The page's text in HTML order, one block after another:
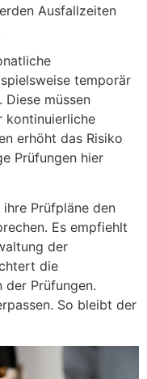
Ausfallzeiten
temporär
Diese müssen
kontinuierliche
erhöht das Risiko
Prüfungen hier
ihre Prüfpläne den
Es empfiehlt
der
die
der Prüfungen.
So bleibt der